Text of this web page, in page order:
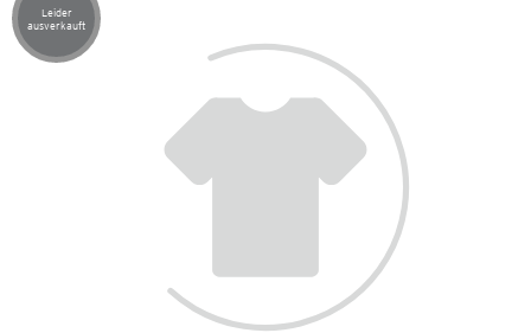
Artikel leider ausverkauft
Leider
ausverkauft